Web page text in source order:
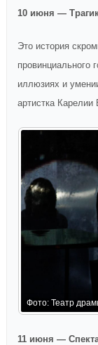
10 июня —
Это история
провинциального
иллюзиях и
артистка
Фото: Театр
11 июня —